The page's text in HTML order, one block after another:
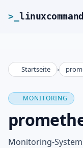
>_
>_
Roadmap
Startseite ›
MONITORING
Monitoring-